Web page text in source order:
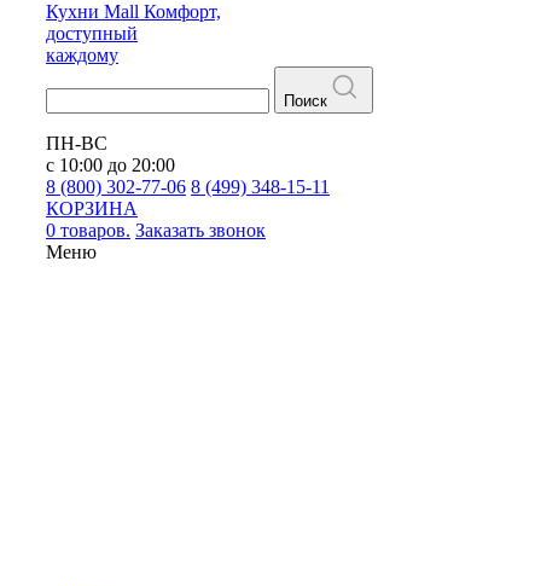
Кухни Mall Комфорт,
доступный
каждому
Поиск
ПН-ВС
с 10:00 до 20:00
8 (800) 302-77-06 8 (499) 348-15-11
КОРЗИНА
0 товаров. Заказать звонок
Меню